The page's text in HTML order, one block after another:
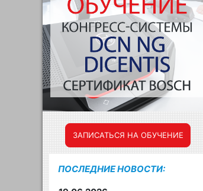
ЗАПИСАТЬСЯ НА ОБУЧЕНИЕ
ПОСЛЕДНИЕ НОВОСТИ: